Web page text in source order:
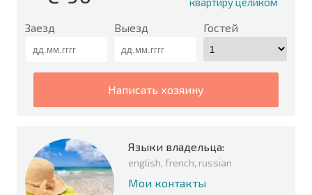
Заезд Выезд Гостей
написать хозяину
Языки владельца:
english, french, russian
Мои контакты